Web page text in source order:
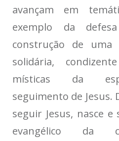
avançam em
exemplo da
construção de uma
solidária,
místicas da
seguimento de Jesus.
seguir Jesus, nasce
evangélico da